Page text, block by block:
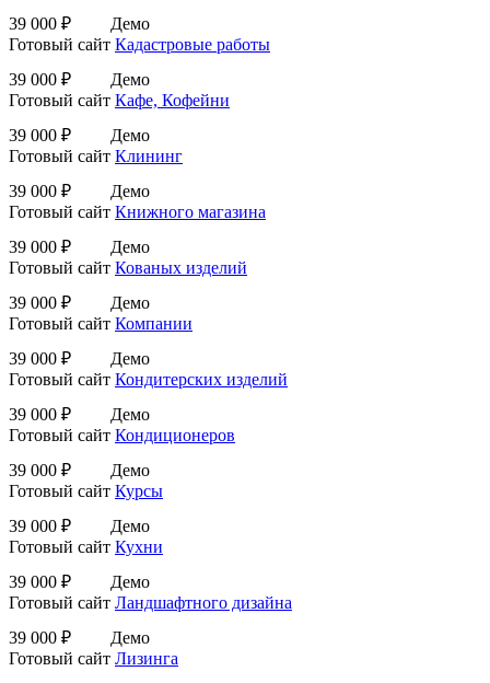
39 000 ₽
Демо
Готовый сайт Кадастровые работы
39 000 ₽
Демо
Готовый сайт Кафе, Кофейни
39 000 ₽
Демо
Готовый сайт Клининг
39 000 ₽
Демо
Готовый сайт Книжного магазина
39 000 ₽
Демо
Готовый сайт Кованых изделий
39 000 ₽
Демо
Готовый сайт Компании
39 000 ₽
Демо
Готовый сайт Кондитерских изделий
39 000 ₽
Демо
Готовый сайт Кондиционеров
39 000 ₽
Демо
Готовый сайт Курсы
39 000 ₽
Демо
Готовый сайт Кухни
39 000 ₽
Демо
Готовый сайт Ландшафтного дизайна
39 000 ₽
Демо
Готовый сайт Лизинга